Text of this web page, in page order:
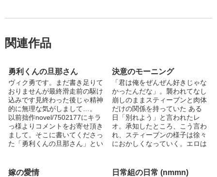
関連作品
勇利くんの旦那さん
ヴィク勇です。まだ書き足りて
おりませんが最終滑走前の駆け
込みです見終わった後じゃ精神
的に無理な気がしまして…。
以前拙作novel/7502177にキラ
っ様よりコメントをお寄せ頂き
まして。そこに書いてくださっ
た「勇利くんの旦那さん」とい
決意のモーニング
「君は俺をぜんぜん好きじゃな
かったんだな」。襲われてなし
崩しのままスティーブンと肉体
だけの関係を持っていた ある
日「別れよう」と言われたレ
オ。承知したところ、こう言わ
れ、スティーブンの様子は徐々
におかしくなっていく。エロは
嫁の愛情 日常組の日常 (nmmn)